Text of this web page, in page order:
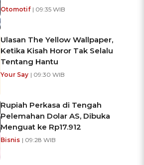
Otomotif | 09:35 WIB
Ulasan The Yellow Wallpaper,
Ketika Kisah Horor Tak Selalu
Tentang Hantu
Your Say | 09:30 WIB
Rupiah Perkasa di Tengah
Pelemahan Dolar AS, Dibuka
Menguat ke Rp17.912
Bisnis | 09:28 WIB